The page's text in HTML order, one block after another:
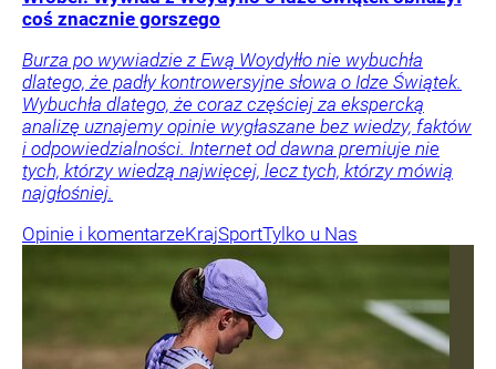
coś znacznie gorszego
Burza po wywiadzie z Ewą Woydyłło nie wybuchła
dlatego, że padły kontrowersyjne słowa o Idze Świątek.
Wybuchła dlatego, że coraz częściej za ekspercką
analizę uznajemy opinie wygłaszane bez wiedzy, faktów
i odpowiedzialności. Internet od dawna premiuje nie
tych, którzy wiedzą najwięcej, lecz tych, którzy mówią
najgłośniej.
Opinie i komentarzeKrajSportTylko u Nas